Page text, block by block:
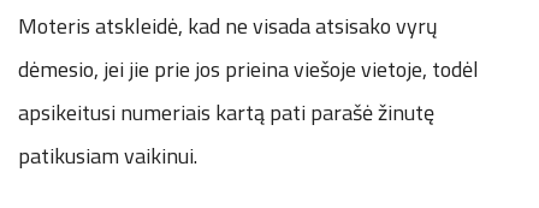
Moteris atskleidė, kad ne visada atsisako vyrų
dėmesio, jei jie prie jos prieina viešoje vietoje, todėl
apsikeitusi numeriais kartą pati parašė žinutę
patikusiam vaikinui.